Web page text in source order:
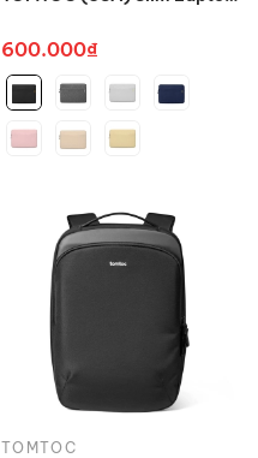
Air/Pro 13/14/15 inch
600.000₫
TOMTOC